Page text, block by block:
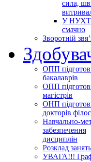
сила,
У НУХТ
смачно
Зворотній
ОПП
бакалаврів
ОПП
магістрів
ОНП
докторів
Навчально-
забезпечення
дисциплін
Розклад занять
УВАГА!!!